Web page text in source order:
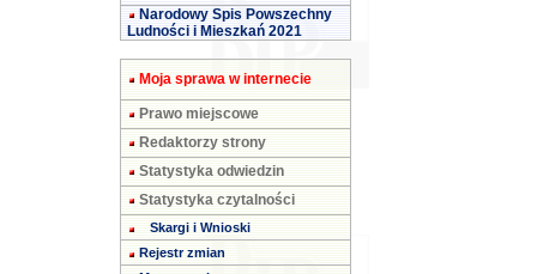
Narodowy Spis Powszechny
Ludności i Mieszkań 2021
Moja sprawa w internecie
Prawo miejscowe
Redaktorzy strony
Statystyka odwiedzin
Statystyka czytalności
Skargi i Wnioski
Rejestr zmian